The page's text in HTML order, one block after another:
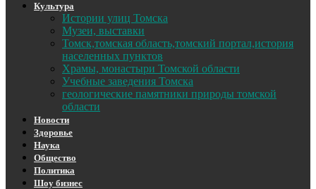
Культура
Истории улиц Томска
Музеи, выставки
Томск,томская область,томский портал,история
населенных пунктов
Храмы, монастыри Томской области
Учебные заведения Томска
геологические памятники природы томской
области
Новости
Здоровье
Наука
Общество
Политика
Шоу бизнес